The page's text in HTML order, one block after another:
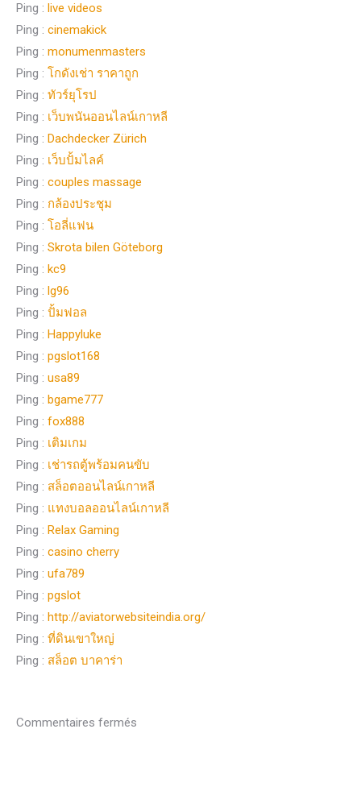
Ping : live videos
Ping : cinemakick
Ping : monumenmasters
Ping : โกดังเช่า ราคาถูก
Ping : ทัวร์ยุโรป
Ping : เว็บพนันออนไลน์เกาหลี
Ping : Dachdecker Zürich
Ping : เว็บปั้มไลค์
Ping : couples massage
Ping : กล้องประชุม
Ping : โอลี่แฟน
Ping : Skrota bilen Göteborg
Ping : kc9
Ping : lg96
Ping : ปั้มฟอล
Ping : Happyluke
Ping : pgslot168
Ping : usa89
Ping : bgame777
Ping : fox888
Ping : เติมเกม
Ping : เช่ารถตู้พร้อมคนขับ
Ping : สล็อตออนไลน์เกาหลี
Ping : แทงบอลออนไลน์เกาหลี
Ping : Relax Gaming
Ping : casino cherry
Ping : ufa789
Ping : pgslot
Ping : http://aviatorwebsiteindia.org/
Ping : ที่ดินเขาใหญ่
Ping : สล็อต บาคาร่า
Commentaires fermés